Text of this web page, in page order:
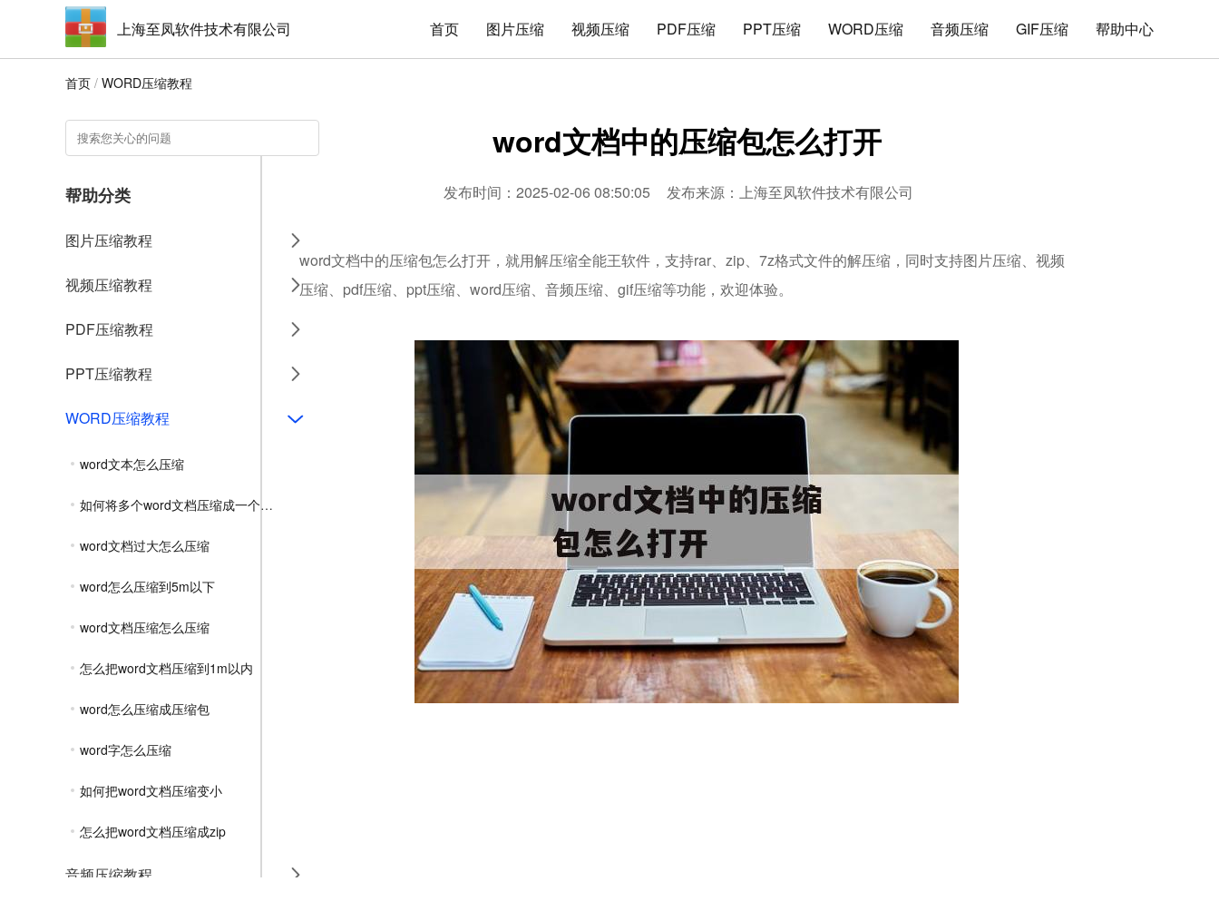
上海至凤软件技术有限公司 首页 图片压缩 视频压缩 PDF压缩 PPT压缩 WORD压缩 音频压缩 GIF压缩 帮助中心
首页 / WORD压缩教程
帮助分类
图片压缩教程
视频压缩教程
PDF压缩教程
PPT压缩教程
WORD压缩教程
word文本怎么压缩
如何将多个word文档压缩成一个压缩包
word文档过大怎么压缩
word怎么压缩到5m以下
word文档压缩怎么压缩
怎么把word文档压缩到1m以内
word怎么压缩成压缩包
word字怎么压缩
如何把word文档压缩变小
怎么把word文档压缩成zip
音频压缩教程
word文档中的压缩包怎么打开
发布时间：2025-02-06 08:50:05 发布来源：上海至凤软件技术有限公司
word文档中的压缩包怎么打开，就用解压缩全能王软件，支持rar、zip、7z格式文件的解压缩，同时支持图片压缩、视频
压缩、pdf压缩、ppt压缩、word压缩、音频压缩、gif压缩等功能，欢迎体验。